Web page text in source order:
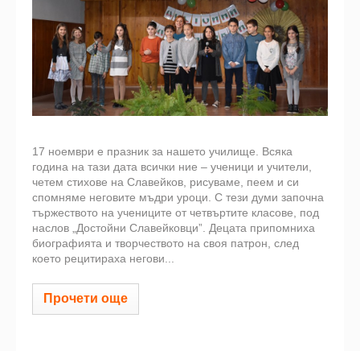
17 ноември е празник за нашето училище. Всяка
година на тази дата всички ние – ученици и учители,
четем стихове на Славейков, рисуваме, пеем и си
спомняме неговите мъдри уроци. С тези думи започна
тържеството на учениците от четвъртите класове, под
наслов „Достойни Славейковци”. Децата припомниха
биографията и творчеството на своя патрон, след
което рецитираха негови...
Прочети още